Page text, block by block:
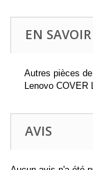
EN
Autres pièces
Lenovo COVER
AVIS